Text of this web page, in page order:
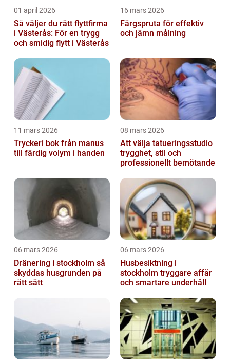
01 april 2026
Så väljer du rätt flyttfirma
i Västerås: För en trygg
och smidig flytt i Västerås
16 mars 2026
Färgspruta för effektiv
och jämn målning
11 mars 2026
Tryckeri bok från manus
till färdig volym i handen
08 mars 2026
Att välja tatueringsstudio
trygghet, stil och
professionellt bemötande
06 mars 2026
Dränering i stockholm så
skyddas husgrunden på
rätt sätt
06 mars 2026
Husbesiktning i
stockholm tryggare affär
och smartare underhåll